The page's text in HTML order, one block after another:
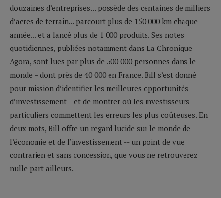
douzaines d’entreprises... possède des centaines de milliers
d’acres de terrain... parcourt plus de 150 000 km chaque
année... et a lancé plus de 1 000 produits. Ses notes
quotidiennes, publiées notamment dans La Chronique
Agora, sont lues par plus de 500 000 personnes dans le
monde – dont près de 40 000 en France. Bill s’est donné
pour mission d’identifier les meilleures opportunités
d’investissement – et de montrer où les investisseurs
particuliers commettent les erreurs les plus coûteuses. En
deux mots, Bill offre un regard lucide sur le monde de
l’économie et de l’investissement -- un point de vue
contrarien et sans concession, que vous ne retrouverez
nulle part ailleurs.